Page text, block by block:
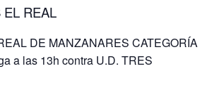
REAL
DE MANZANARES CATEGORÍA
a las 13h contra U.D. TRES